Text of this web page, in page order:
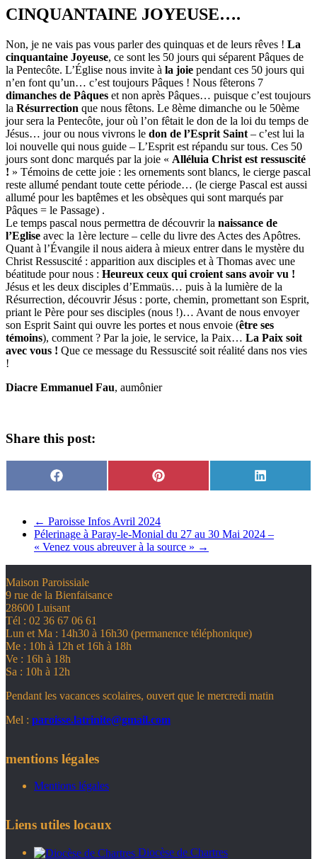
CINQUANTAINE JOYEUSE….
Non, je ne vais pas vous parler des quinquas et de leurs rêves ! La
cinquantaine Joyeuse, ce sont les 50 jours qui séparent Pâques de
la Pentecôte. L’Église nous invite à la joie pendant ces 50 jours qui
n’en font qu’un… c’est toujours Pâques ! Nous fêterons 7
dimanches de Pâques et non après Pâques… puisque c’est toujours
la Résurrection que nous fêtons. Le 8ème dimanche ou le 50ème
jour sera la Pentecôte, jour où l’on fêtait le don de la loi du temps de
Jésus… jour ou nous vivrons le don de l’Esprit Saint – c’est lui la
loi nouvelle qui nous guide – L’Esprit est répandu sur tous. Ces 50
jours sont donc marqués par la joie « Alléluia Christ est ressuscité
! » Témoins de cette joie : les ornements sont blancs, le cierge pascal
reste allumé pendant toute cette période… (le cierge Pascal est aussi
allumé pour les baptêmes et les obsèques qui sont marqués par
Pâques = le Passage) .
Le temps pascal nous permettra de découvrir la naissance de
l’Eglise avec la 1ère lecture – celle du livre des Actes des Apôtres.
Quant à l’Évangile il nous aidera à mieux entrer dans le mystère du
Christ Ressuscité : apparition aux disciples et à Thomas avec une
béatitude pour nous : Heureux ceux qui croient sans avoir vu !
Jésus et les deux disciples d’Emmaüs… puis à la lumière de la
Résurrection, découvrir Jésus : porte, chemin, promettant son Esprit,
priant le Père pour ses disciples (nous !)… Avant de nous envoyer
son Esprit Saint qui ouvre les portes et nous envoie (être ses
témoins), comment ? Par la joie, le service, la Paix… La Paix soit
avec vous ! Que ce message du Ressuscité soit réalité dans nos vies
!
Diacre Emmanuel Fau, aumônier
Share this post:
Share
on
Facebook
Share
on
Pinterest
Share
on
LinkedIn
← Paroisse Infos Avril 2024
Pélerinage à Paray-le-Monial du 27 au 30 Mai 2024 –
« Venez vous abreuver à la source » →
Maison Paroissiale
9 rue de la Bienfaisance
28600 Luisant
Tél : 02 36 67 06 61
Lun et Ma : 14h30 à 16h30 (permanence téléphonique)
Me : 10h à 12h et 16h à 18h
Ve : 16h à 18h
Sa : 10h à 12h
Pendant les vacances scolaires, ouvert que le mercredi matin
Mel : paroisse.latrinite@gmail.com
mentions légales
Mentions légales
Liens utiles locaux
Diocèse de Chartres